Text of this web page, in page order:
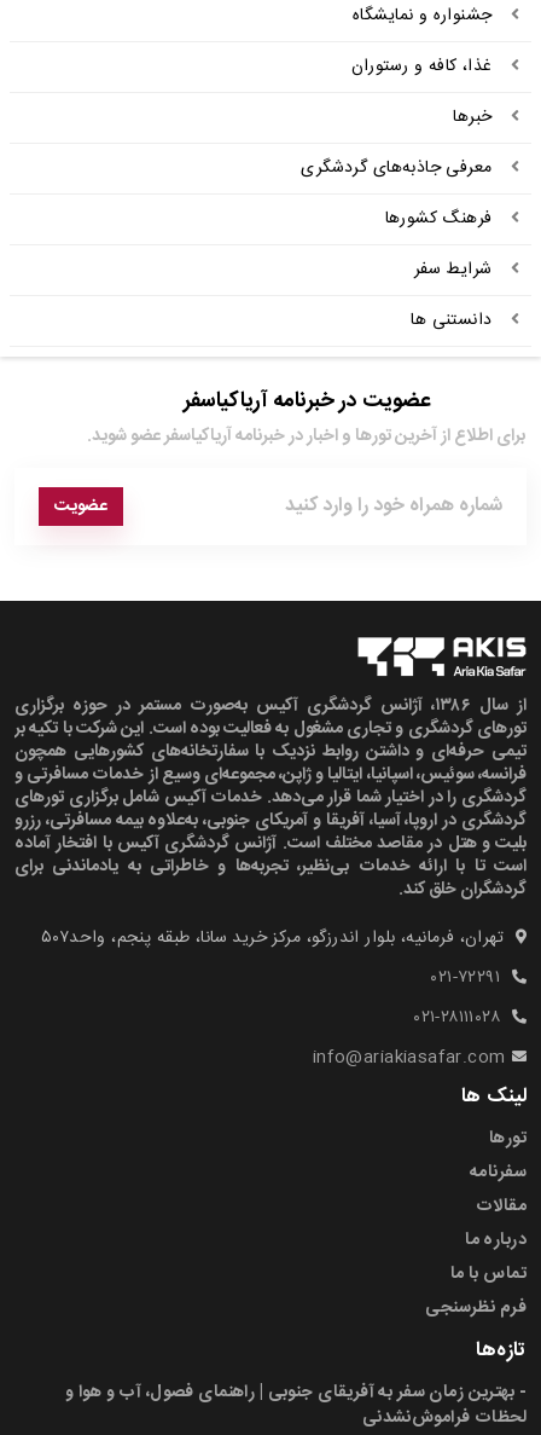
جشنواره و نمایشگاه
غذا، کافه و رستوران
خبرها
معرفی جاذبه‌های گردشگری
فرهنگ کشورها
شرایط سفر
دانستنی ها
عضویت در خبرنامه آریاکیاسفر
برای اطلاع از آخرین تور‌ها و اخبار در خبرنامه آریاکیاسفر عضو شوید.
عضویت
از سال ۱۳۸۶، آژانس گردشگری آکیس به‌صورت مستمر در حوزه برگزاری
تورهای گردشگری و تجاری مشغول به فعالیت بوده است. این شرکت با تکیه بر
تیمی حرفه‌ای و داشتن روابط نزدیک با سفارتخانه‌های کشورهایی همچون
فرانسه، سوئیس، اسپانیا، ایتالیا و ژاپن، مجموعه‌ای وسیع از خدمات مسافرتی و
گردشگری را در اختیار شما قرار می‌دهد. خدمات آکیس شامل برگزاری تورهای
گردشگری در اروپا، آسیا، آفریقا و آمریکای جنوبی، به‌علاوه بیمه مسافرتی، رزرو
بلیت و هتل در مقاصد مختلف است. آژانس گردشگری آکیس با افتخار آماده
است تا با ارائه خدمات بی‌نظیر، تجربه‌ها و خاطراتی به یادماندنی برای
گردشگران خلق کند.
تهران، فرمانیه، بلوار اندرزگو، مرکز خرید سانا، طبقه پنجم، واحد۵۰۷‍
۰۲۱-۷۲۲۹۱
۰۲۱-۲۸۱۱۱۰۲۸
info@ariakiasafar.com
لینک ها
تورها
سفرنامه
مقالات
درباره ما
تماس با ما
فرم نظرسنجی
تازه‌ها
- بهترین زمان سفر به آفریقای جنوبی | راهنمای فصول، آب و هوا و
لحظات فراموش‌نشدنی